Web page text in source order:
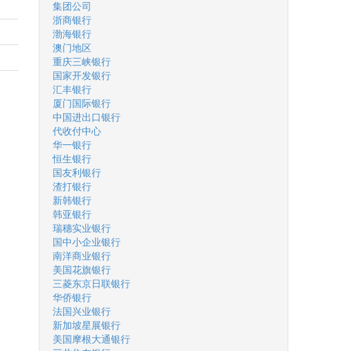
集团公司
浙商银行
渤海银行
澳门地区
重庆三峡银行
国家开发银行
汇丰银行
厦门国际银行
中国进出口银行
代收付中心
华一银行
恒生银行
国友利银行
渣打银行
新韩银行
韩亚银行
瑞穗实业银行
国中小企业银行
南洋商业银行
美国花旗银行
三菱东京日联银行
华侨银行
法国兴业银行
新加坡星展银行
美国摩根大通银行